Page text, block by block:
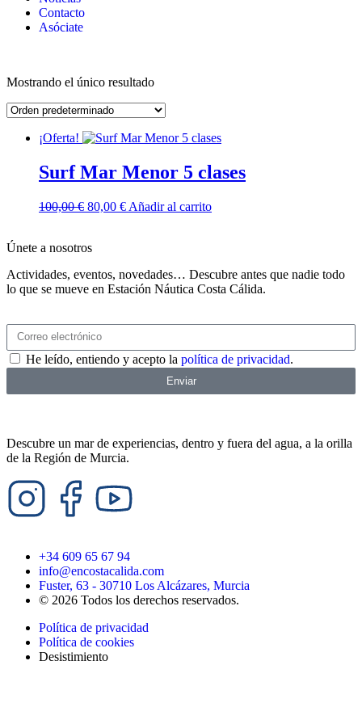
Contacto
Asóciate
Mostrando el único resultado
¡Oferta!
Surf Mar Menor 5 clases
100,00€ 80,00 € Añadir al carrito
Únete a nosotros
Actividades, eventos, novedades… Descubre antes que nadie todo
lo que se mueve en Estación Náutica Costa Cálida.
He leído, entiendo y acepto la política de privacidad.
Enviar
Descubre un mar de experiencias, dentro y fuera del agua, a la orilla
de la Región de Murcia.
+34 609 65 67 94
info@encostacalida.com
Fuster, 63 - 30710 Los Alcázares, Murcia
© 2026 Todos los derechos reservados.
Política de privacidad
Política de cookies
Desistimiento